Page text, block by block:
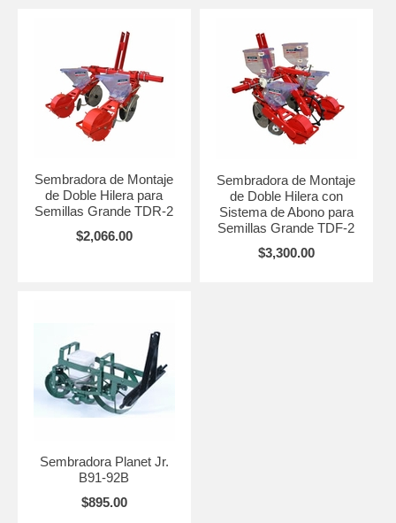
Sembradora de Montaje
de Doble Hilera para
Semillas Grande TDR-2
$2,066.00
Sembradora de Montaje
de Doble Hilera con
Sistema de Abono para
Semillas Grande TDF-2
$3,300.00
Sembradora Planet Jr.
B91-92B
$895.00